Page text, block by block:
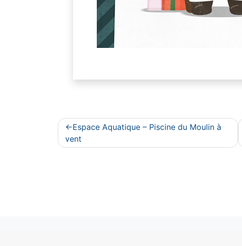
Navigation
de
Espace Aquatique – Piscine du Moulin à
vent